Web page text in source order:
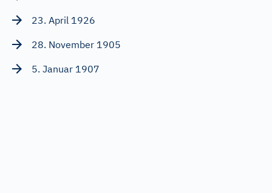
23. April 1926
28. November 1905
5. Januar 1907